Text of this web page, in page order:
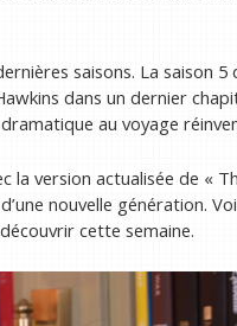
saisons. La saison
dans un dernier
au voyage
la version actualisée de «
nouvelle génération.
cette semaine.